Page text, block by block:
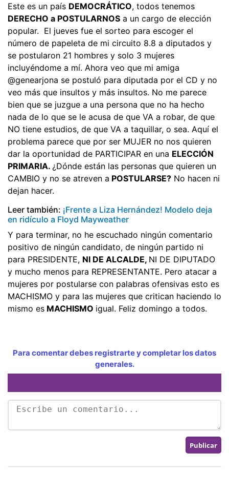
Este es un país DEMOCRÁTICO, todos tenemos
DERECHO a POSTULARNOS a un cargo de elección
popular. El jueves fue el sorteo para escoger el
número de papeleta de mi circuito 8.8 a diputados y
se postularon 21 hombres y solo 3 mujeres
incluyéndome a mí. Ahora veo que mi amiga
@genearjona se postuló para diputada por el CD y no
veo más que insultos y más insultos. No me parece
bien que se juzgue a una persona que no ha hecho
nada de lo que se le acusa de que VA a robar, de que
NO tiene estudios, de que VA a taquillar, o sea. Aquí el
problema parece que por ser MUJER no nos quieren
dar la oportunidad de PARTICIPAR en una ELECCIÓN
PRIMARIA. ¿Dónde están las personas que quieren un
CAMBIO y no se atreven a POSTULARSE? No hacen ni
dejan hacer.
Leer también: ¡Frente a Liza Hernández! Modelo deja
en ridículo a Floyd Mayweather
Y para terminar, no he escuchado ningún comentario
positivo de ningún candidato, de ningún partido ni
para PRESIDENTE, NI DE ALCALDE, NI DE DIPUTADO
y mucho menos para REPRESENTANTE. Pero atacar a
mujeres por postularse con palabras ofensivas esto es
MACHISMO y para las mujeres que critican haciendo lo
mismo es MACHISMO igual. Feliz domingo a todos.
Para comentar debes registrarte y completar los datos
generales.